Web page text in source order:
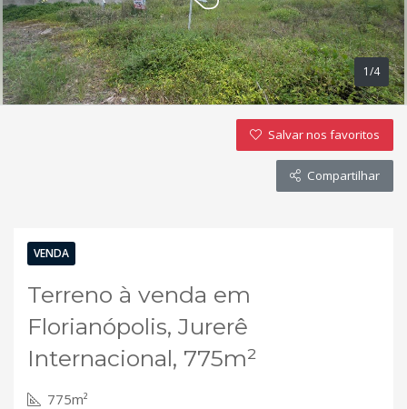
1/4
Salvar nos favoritos
Compartilhar
VENDA
Terreno à venda em
Florianópolis, Jurerê
Internacional, 775m²
775m²